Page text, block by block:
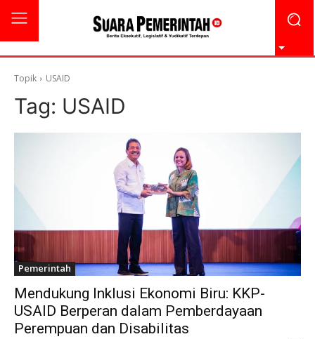
Topik USAID
Tag: USAID
Pemerintah
Mendukung Inklusi Ekonomi Biru: KKP-
USAID Berperan dalam Pemberdayaan
Perempuan dan Disabilitas